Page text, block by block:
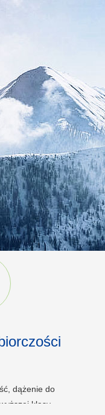
dążenie do
klasy.